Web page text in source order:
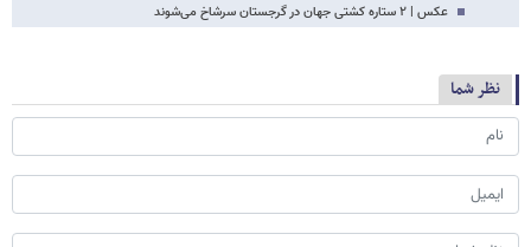
عکس | ۲ ستاره کشتی جهان در گرجستان سرشاخ می‌شوند
نظر شما